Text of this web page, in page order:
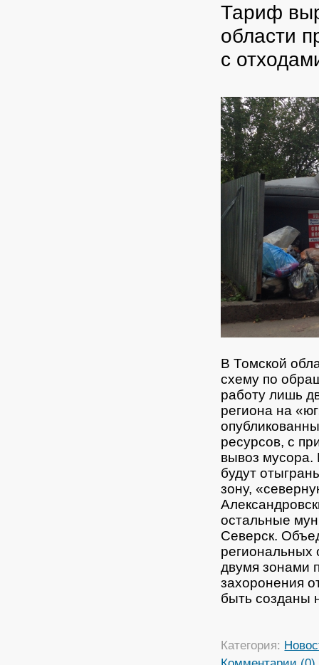
Тариф
области
с
В Томской
схему по
работу лишь
региона на
ресурсов, с
вывоз мусора.
будут
зону,
остальные
Северск.
региональных
двумя зонами
захоронения
быть созданы
Категория: